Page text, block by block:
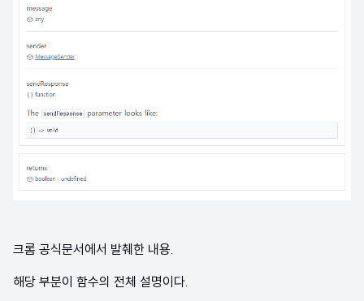
크롬 공식문서에서 발췌한 내용.
해당 부분이 함수의 전체 설명이다.